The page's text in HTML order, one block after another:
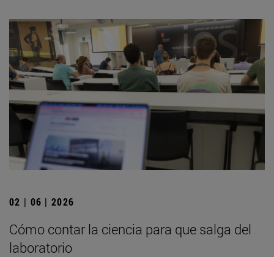
02 | 06 | 2026
Cómo contar la ciencia para que salga del
laboratorio